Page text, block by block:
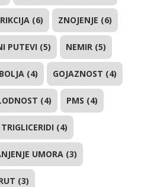
(6) ZNOJENJE (6)
PUTEVI (5) NEMIR (5)
(4) GOJAZNOST (4)
(4) PMS (4)
TRIGLICERIDI (4)
UMORA (3)
(3)